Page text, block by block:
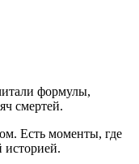
формулы,
смертей.
Есть моменты, где
историей.